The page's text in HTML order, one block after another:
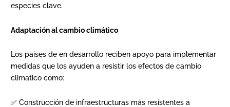
especies clave.
Adaptación al cambio climático
Los paises de en desarrollo reciben apoyo para implementar
medidas que los ayuden a resistir los efectos de cambio
climatico como:
✅ Construcción de infraestructuras más resistentes a